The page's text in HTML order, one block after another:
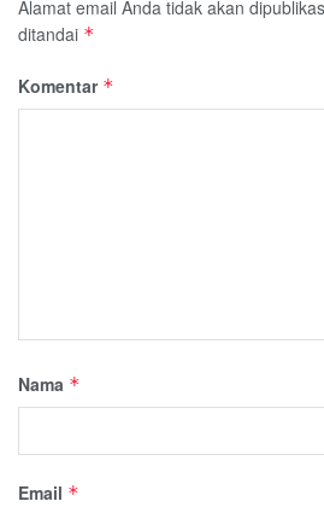
Alamat email Anda tidak akan
ditandai *
Komentar *
Nama *
Email *